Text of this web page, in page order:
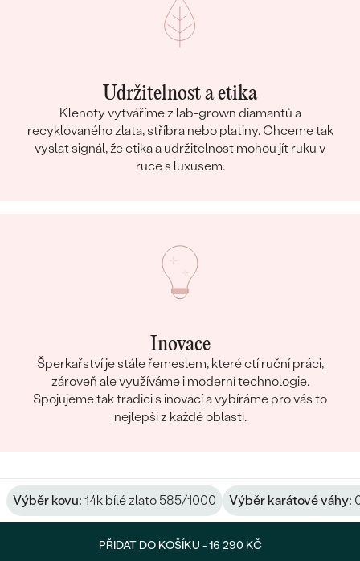
Udržitelnost a etika
Klenoty vytváříme z lab-grown diamantů a
recyklovaného zlata, stříbra nebo platiny. Chceme tak
vyslat signál, že etika a udržitelnost mohou jít ruku v
ruce s luxusem.
Inovace
Šperkařství je stále řemeslem, které ctí ruční práci,
zároveň ale využíváme i moderní technologie.
Spojujeme tak tradici s inovací a vybíráme pro vás to
nejlepší z každé oblasti.
Výběr kovu: 14k bílé zlato 585/1000 Výběr karátové váhy:
PŘIDAT DO KOŠÍKU -16 290 KČ